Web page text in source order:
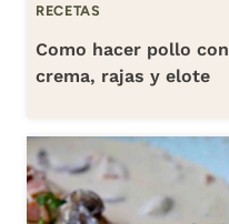
RECETAS
Como hacer pollo con
crema, rajas y elote